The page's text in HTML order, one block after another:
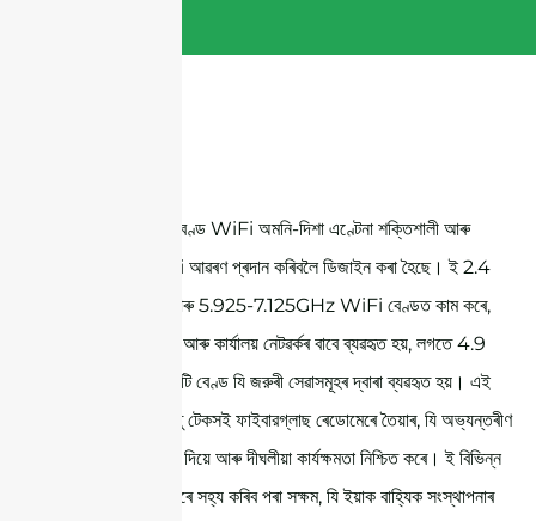
সন্নি টেলিকম ত্ৰি-বেণ্ড WiFi অমনি-দিশা এণ্টেনা শক্তিশালী আৰু
বিশ্বাসযোগ্য WiFi আৱৰণ প্ৰদান কৰিবলৈ ডিজাইন কৰা হৈছে। ই 2.4
GHz, 5 GHz আৰু 5.925-7.125GHz WiFi বেণ্ডত কাম কৰে,
যিবোৰ সাধাৰণতে ঘৰ আৰু কাৰ্যালয় নেটৱৰ্কৰ বাবে ব্যৱহৃত হয়, লগতে 4.9
GHz পাব্লিক সেফটি বেণ্ড যি জরুৰী সেৱাসমূহৰ দ্বাৰা ব্যৱহৃত হয়। এই
এণ্টেনা হালকা কিন্তু টেকসই ফাইবারগ্লাছ ৰেডোমেৰে তৈয়াৰ, যি অভ্যন্তৰীণ
উপাদানসমূহক সুৰক্ষা দিয়ে আৰু দীঘলীয়া কাৰ্যক্ষমতা নিশ্চিত কৰে। ই বিভিন্ন
আবহাওয়া পৰিস্থিতিৰে সহ্য কৰিব পৰা সক্ষম, যি ইয়াক বাহ্যিক সংস্থাপনাৰ